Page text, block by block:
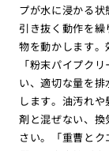
プが水に浸かる
引き抜く動作を
物を動かします
「粉末パイプク
い、適切な量を
します。油汚れ
剤と混ぜない、
さい。「重曹と